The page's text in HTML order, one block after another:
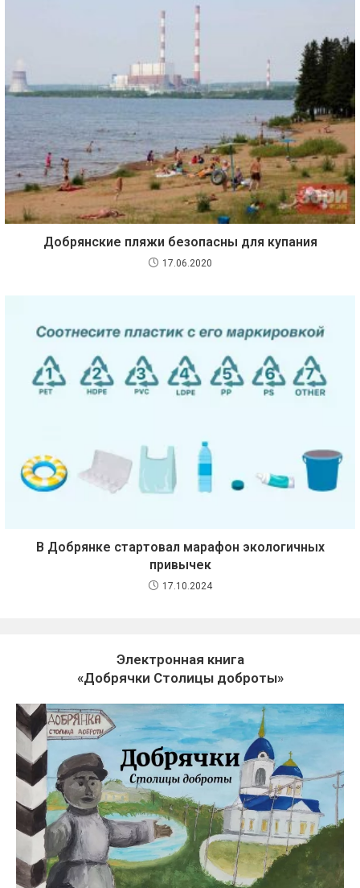
Добрянские пляжи безопасны для купания
17.06.2020
В Добрянке стартовал марафон экологичных
привычек
17.10.2024
Электронная книга
«Добрячки Столицы доброты»